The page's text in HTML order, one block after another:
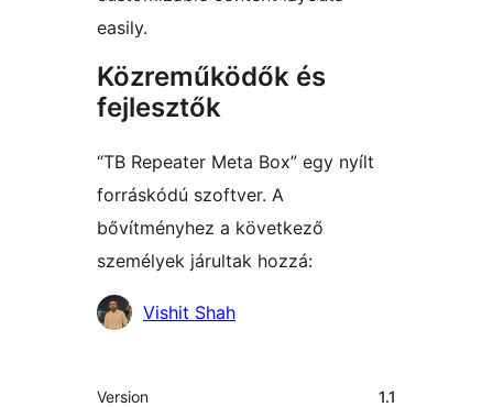
easily.
Közreműködők és
fejlesztők
“TB Repeater Meta Box” egy nyílt
forráskódú szoftver. A
bővítményhez a következő
személyek járultak hozzá:
Közreműködők
Vishit Shah
Meta
Version 1.1